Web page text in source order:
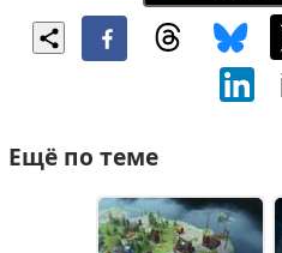
Ещё по теме